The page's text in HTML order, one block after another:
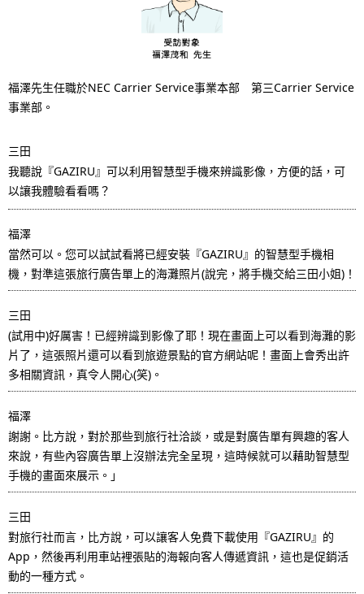
n
i
n
t
h
e
s
t
e
.
福澤先生任職於NEC Carrier Service事業本部 第三Carrier Service
事業部。
三田
我聽說『GAZIRU』可以利用智慧型手機來辨識影像，方便的話，可
以讓我體驗看看嗎？
福澤
當然可以。您可以試試看將已經安裝『GAZIRU』的智慧型手機相
機，對準這張旅行廣告單上的海灘照片(說完，將手機交給三田小姐)！
三田
(試用中)好厲害！已經辨識到影像了耶！現在畫面上可以看到海灘的影
片了，這張照片還可以看到旅遊景點的官方網站呢！畫面上會秀出許
多相關資訊，真令人開心(笑)。
福澤
謝謝。比方說，對於那些到旅行社洽談，或是對廣告單有興趣的客人
來說，有些內容廣告單上沒辦法完全呈現，這時候就可以藉助智慧型
手機的畫面來展示。」
三田
對旅行社而言，比方說，可以讓客人免費下載使用『GAZIRU』的
App，然後再利用車站裡張貼的海報向客人傳遞資訊，這也是促銷活
動的一種方式。